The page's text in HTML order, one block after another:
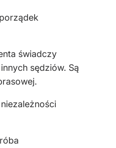
świadczy
sędziów. Są